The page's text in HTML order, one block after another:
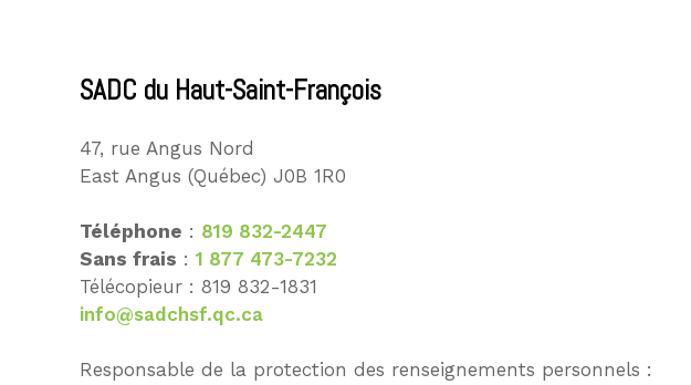
SADC du Haut-Saint-François
47, rue Angus Nord
East Angus (Québec) J0B 1R0
Téléphone : 819 832-2447
Sans frais : 1 877 473-7232
Télécopieur : 819 832-1831
info@sadchsf.qc.ca
Responsable de la protection des renseignements personnels :